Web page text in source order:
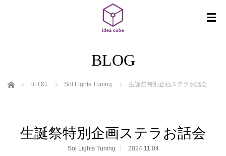
BLOG
ホーム BLOG Sol Lights Tuning 生誕祭特別企画ステラお話会
生誕祭特別企画ステラお話会
Sol Lights Tuning 2024.11.04